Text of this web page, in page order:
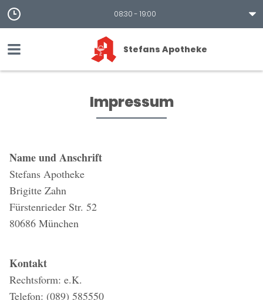
08:30 - 19:00
Stefans Apotheke
Impressum
Name und Anschrift
Stefans Apotheke
Brigitte Zahn
Fürstenrieder Str. 52
80686 München
Kontakt
Rechtsform: e.K.
Telefon: (089) 585550